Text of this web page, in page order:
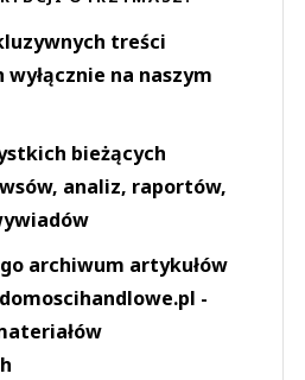
treści
na naszym
bieżących
analiz, raportów,
archiwum artykułów
-